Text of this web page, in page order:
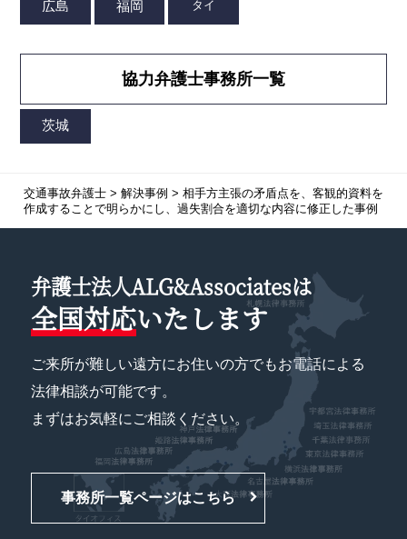
協力弁護士事務所一覧
交通事故弁護士> 解決事例 > 相手方主張の矛盾点を、客観的資料を
作成することで明らかにし、過失割合を適切な内容に修正した事例
弁護士法人ALG&Associatesは
全国対応いたします
ご来所が難しい遠方にお住いの方でもお電話による
法律相談が可能です。
まずはお気軽にご相談ください。
事務所一覧ページはこちら